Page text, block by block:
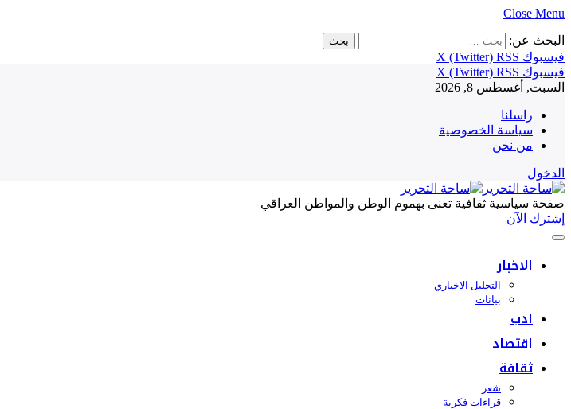
Close Menu
البحث عن:
فيسبوك
X (Twitter) RSS
فيسبوك
X (Twitter) RSS
السبت, أغسطس 8, 2026
راسلنا
سياسة الخصوصية
من نحن
الدخول
صفحة سياسية ثقافية تعنى بهموم الوطن والمواطن العراقي
إشترك الآن
الاخبار
التحليل الاخباري
بيانات
ادب
اقتصاد
ثقافة
شعر
قراءات فكرية